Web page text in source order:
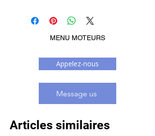
MENU MOTEURS
Appelez-nous
Message us
Articles similaires